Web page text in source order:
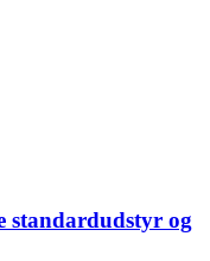
standardudstyr og